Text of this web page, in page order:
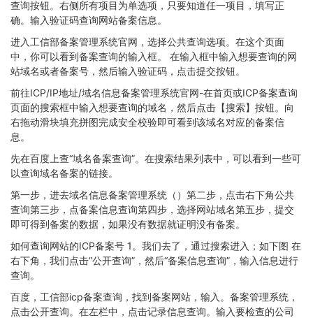
查询按钮。右侧所有项目为单选项，只要知道任一项目，填写正
确。输入验证码查询网站备案信息。
进入工信部备案管理系统官网，选择公共查询选项。在这个页面
中，你可以看到备案查询的输入框。 在输入框中输入想要查询的网
站域名或者备案号，然后输入验证码，点击提交按钮。
前往ICP/IP地址/域名信息备案管理系统官网-在首页或ICP备案查询
页面的搜索框中输入想要查询的域名，然后点击【搜索】按钮。向
右拖动滑块填充拼图完成安全校验即可看到该域名对应的备案信
息。
先在百度上查“域名备案查询”。在搜索结果列表中，可以看到一些可
以查询域名备案的链接。
第一步，进去域名信息备案管理系统（）第二步，点击右下角公共
查询第三步，点备案信息查询第四步，选择网站域名第五步，提交
即可得到备案的数据，如果没有数据就证明没有备案。
如何查询网站的ICP备案号 1。我们去了，通过搜索进入；如下图 在
右下角，我们点击“公开查询”，然后“备案信息查询”，输入信息进行
查询。
百度，工信部icp备案查询，找到备案网站，输入。备案管理系统，
点击公开查询。在左栏中，点击记录信息查询。输入要检查的公司